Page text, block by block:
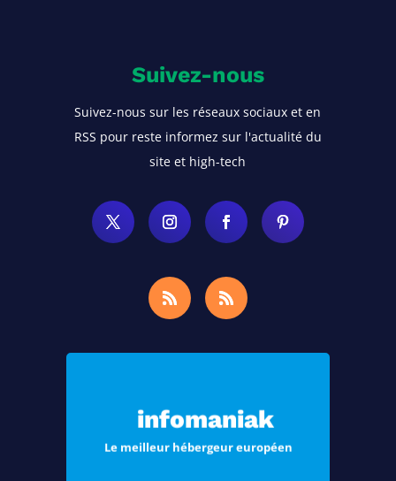
Suivez-nous
Suivez-nous sur les réseaux sociaux et en
RSS pour reste informez sur l'actualité du
site et high-tech
infomaniak
Le meilleur hébergeur européen
hébergement pour vos sites Web et
vos e-mails